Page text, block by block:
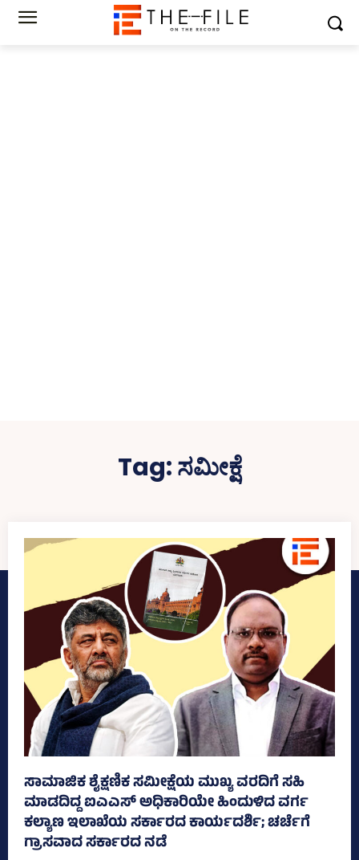
Tag:ಸಮೀಕ್ಷೆ
ಸಾಮಾಜಿಕ ಶೈಕ್ಷಣಿಕ ಸಮೀಕ್ಷೆಯ ಮುಖ್ಯ ವರದಿಗೆ ಸಹಿ
ಮಾಡದಿದ್ದ ಐಎಎಸ್ ಅಧಿಕಾರಿಯೇ ಹಿಂದುಳಿದ ವರ್ಗ
ಕಲ್ಯಾಣ ಇಲಾಖೆಯ ಸರ್ಕಾರದ ಕಾರ್ಯದರ್ಶಿ; ಚರ್ಚೆಗೆ
ಗ್ರಾಸವಾದ ಸರ್ಕಾರದ ನಡೆ